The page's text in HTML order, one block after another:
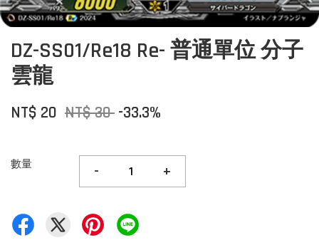
DZ-SS01/Re18 Re- 普通單位 分子
雲龍
NT$ 20 NT$ 30 -33.3%
數量 - +